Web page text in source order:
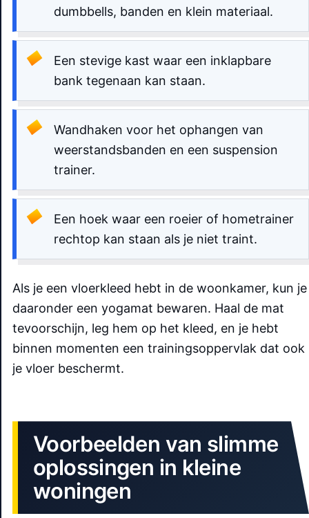
dumbbells, banden en klein materiaal.
Een stevige kast waar een inklapbare
bank tegenaan kan staan.
Wandhaken voor het ophangen van
weerstandsbanden en een suspension
trainer.
Een hoek waar een roeier of hometrainer
rechtop kan staan als je niet traint.
Als je een vloerkleed hebt in de woonkamer, kun je
daaronder een yogamat bewaren. Haal de mat
tevoorschijn, leg hem op het kleed, en je hebt
binnen momenten een trainingsoppervlak dat ook
je vloer beschermt.
Voorbeelden van slimme
oplossingen in kleine
woningen